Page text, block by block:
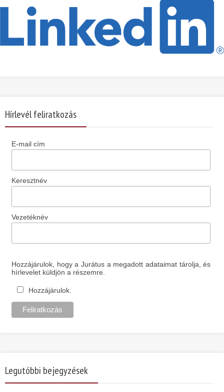
Hírlevél feliratkozás
E-mail cím
Keresztnév
Vezetéknév
Hozzájárulok, hogy a Jurátus a megadott adataimat tárolja, és
hírlevelet küldjön a részemre.
Hozzájárulok.
Legutóbbi bejegyzések